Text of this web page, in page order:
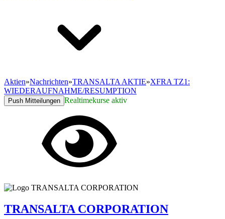
Aktien»Nachrichten»TRANSALTA AKTIE»XFRA TZ1:
WIEDERAUFNAHME/RESUMPTION
Push Mitteilungen Realtimekurse aktiv
TRANSALTA CORPORATION